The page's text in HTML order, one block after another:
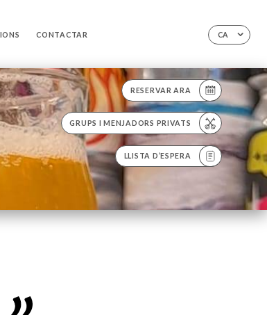
CA
CONTACTAR
RESERVAR ARA
GRUPS I MENJADORS PRIVATS
LLISTA D’ESPERA